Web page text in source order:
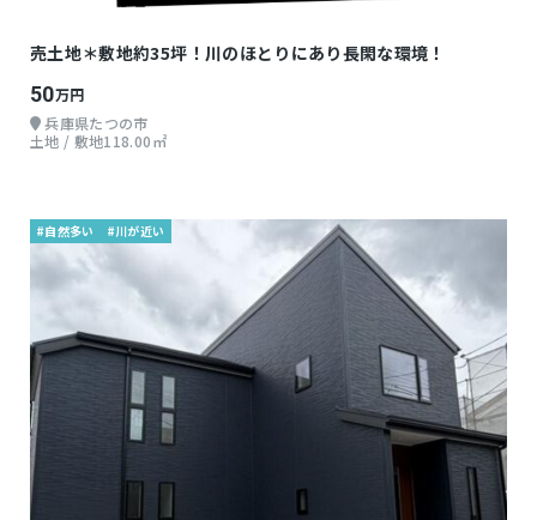
売土地＊敷地約35坪！川のほとりにあり長閑な環境！
50万円
兵庫県たつの市
土地 / 敷地118.00㎡
#自然多い #川が近い